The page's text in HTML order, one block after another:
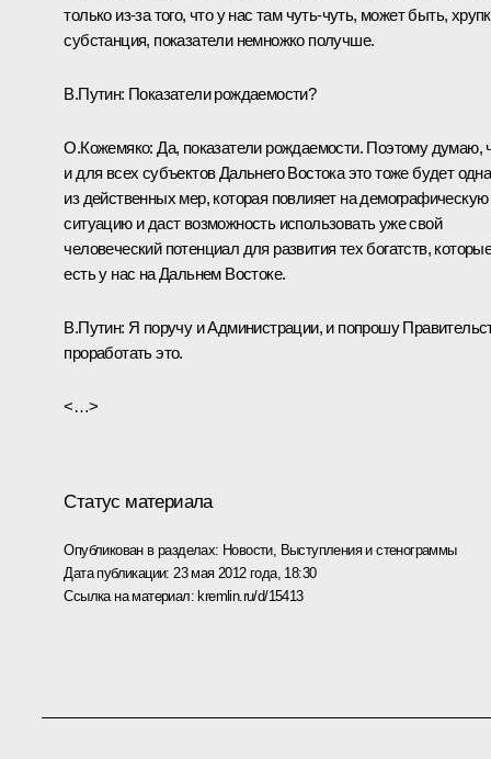
только из‑за того, что у нас там чуть-чуть, может быть,
субстанция, показатели немножко получше.
В.Путин: Показатели рождаемости?
О.Кожемяко: Да, показатели рождаемости. Поэтому думаю,
и для всех субъектов Дальнего Востока это тоже будет одна
из действенных мер, которая повлияет на демографическую
ситуацию и даст возможность использовать уже свой
человеческий потенциал для развития тех богатств,
есть у нас на Дальнем Востоке.
В.Путин: Я поручу и Администрации, и попрошу
проработать это.
<…>
Статус материала
Опубликован в разделах: Новости, Выступления и стенограммы
Дата публикации: 23 мая 2012 года, 18:30
Ссылка на материал: kremlin.ru/d/15413